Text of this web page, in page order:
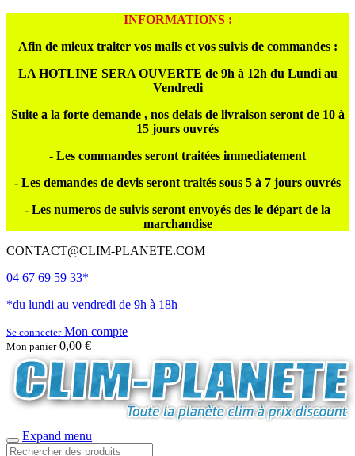
INFORMATIONS :
Afin de mieux traiter vos mails et vos suivis de commandes :
LA HOTLINE SERA OUVERTE de 9h à 12h du Lundi au
Vendredi
Suite a la forte demande , nos delais de livraison seront de 10 à
15 jours ouvrés
- Les commandes seront traitées immediatement
- Les demandes de devis seront traités sous 5 à 7 jours ouvrés
- Les numeros de suivis seront envoyés des le départ de la
marchandise
CONTACT@CLIM-PLANETE.COM
04 67 69 59 33*
*du lundi au vendredi de 9h à 18h
Se connecterMon compte
Mon panier 0,00 €
Expand menu